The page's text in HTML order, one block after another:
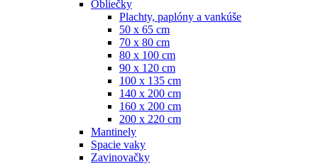
Obliečky
Plachty, paplóny a vankúše
50 x 65 cm
70 x 80 cm
80 x 100 cm
90 x 120 cm
100 x 135 cm
140 x 200 cm
160 x 200 cm
200 x 220 cm
Mantinely
Spacie vaky
Zavinovačky